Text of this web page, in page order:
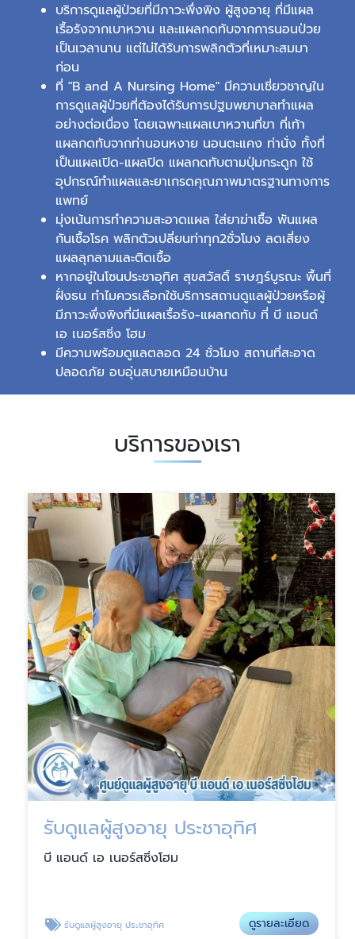
บริการดูแลผู้ป่วยที่มีภาวะพึ่งพิง ผู้สูงอายุ ที่มีแผล
เรื้อรังจากเบาหวาน และแผลกดทับจากการนอนป่วย
เป็นเวลานาน แต่ไม่ได้รับการพลิกตัวที่เหมาะสมมา
ก่อน
ที่ "B and A Nursing Home" มีความเชี่ยวชาญใน
การดูแลผู้ป่วยที่ต้องได้รับการปฐมพยาบาลทำแผล
อย่างต่อเนื่อง โดยเฉพาะแผลเบาหวานที่ขา ที่เท้า
แผลกดทับจากท่านอนหงาย นอนตะแคง ท่านั่ง ทั้งที่
เป็นแผลเปิด-แผลปิด แผลกดทับตามปุ่มกระดูก ใช้
อุปกรณ์ทำแผลและยาเกรดคุณภาพมาตรฐานทางการ
แพทย์
มุ่งเน้นการทำความสะอาดแผล ใส่ยาฆ่าเชื้อ พันแผล
กันเชื้อโรค พลิกตัวเปลี่ยนท่าทุก2ชั่วโมง ลดเสี่ยง
แผลลุกลามและติดเชื้อ
หากอยู่ในโซนประชาอุทิศ สุขสวัสดิ์ ราษฎร์บูรณะ พื้นที่
ฝั่งธน ทำไมควรเลือกใช้บริการสถานดูแลผู้ป่วยหรือผู้
มีภาวะพึ่งพิงที่มีแผลเรื้อรัง-แผลกดทับ ที่ บี แอนด์
เอ เนอร์สซิ่ง โฮม
มีความพร้อมดูแลตลอด 24 ชั่วโมง สถานที่สะอาด
ปลอดภัย อบอุ่นสบายเหมือนบ้าน
บริการของเรา
รับดูแลผู้สูงอายุ ประชาอุทิศ
บี แอนด์ เอ เนอร์สซิ่งโฮม
รับดูแลผู้สูงอายุ ประชาอุทิศ ดูรายละเอียด